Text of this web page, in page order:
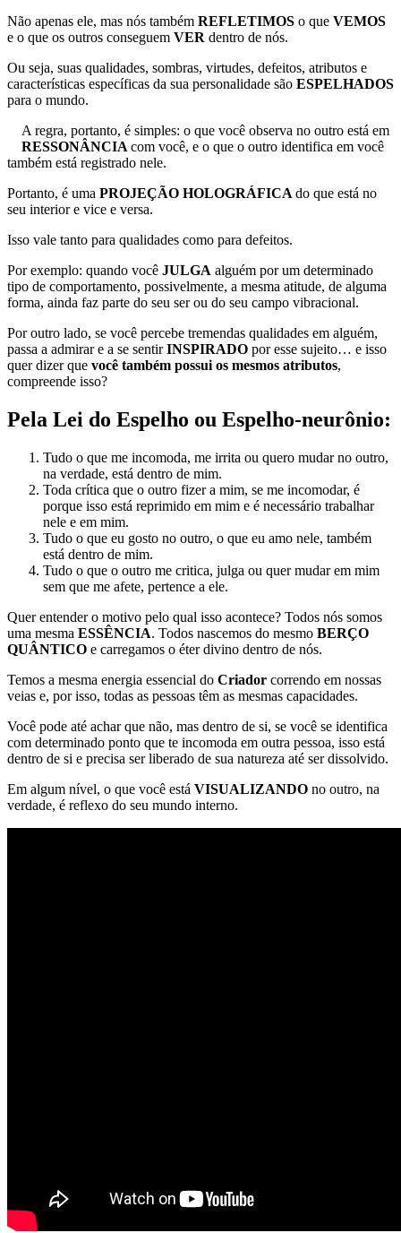
Não apenas ele, mas nós também REFLETIMOS o que VEMOS
e o que os outros conseguem VER dentro de nós.
Ou seja, suas qualidades, sombras, virtudes, defeitos, atributos e
características específicas da sua personalidade são ESPELHADOS
para o mundo.
A regra, portanto, é simples: o que você observa no outro está em
RESSONÂNCIA com você, e o que o outro identifica em você
também está registrado nele.
Portanto, é uma PROJEÇÃO HOLOGRÁFICA do que está no
seu interior e vice e versa.
Isso vale tanto para qualidades como para defeitos.
Por exemplo: quando você JULGA alguém por um determinado
tipo de comportamento, possivelmente, a mesma atitude, de alguma
forma, ainda faz parte do seu ser ou do seu campo vibracional.
Por outro lado, se você percebe tremendas qualidades em alguém,
passa a admirar e a se sentirINSPIRADO por esse sujeito… e isso
quer dizer que você também possui os mesmos atributos,
compreende isso?
Pela Lei do Espelho ou Espelho-neurônio:
Tudo o que me incomoda, me irrita ou quero mudar no outro,
na verdade, está dentro de mim.
Toda crítica que o outro fizer a mim, se me incomodar, é
porque isso está reprimido em mim e é necessário trabalhar
nele e em mim.
Tudo o que eu gosto no outro, o que eu amo nele, também
está dentro de mim.
Tudo o que o outro me critica, julga ou quer mudar em mim
sem que me afete, pertence a ele.
Quer entender o motivo pelo qual isso acontece? Todos nós somos
uma mesma ESSÊNCIA. Todos nascemos do mesmo BERÇO
QUÂNTICO e carregamos o éter divino dentro de nós.
Temos a mesma energia essencial do Criador correndo em nossas
veias e, por isso, todas as pessoas têm as mesmas capacidades.
Você pode até achar que não, mas dentro de si, se você se identifica
com determinado ponto que te incomoda em outra pessoa, isso está
dentro de si e precisa ser liberado de sua natureza até ser dissolvido.
Em algum nível, o que você está VISUALIZANDO no outro, na
verdade, é reflexo do seu mundo interno.